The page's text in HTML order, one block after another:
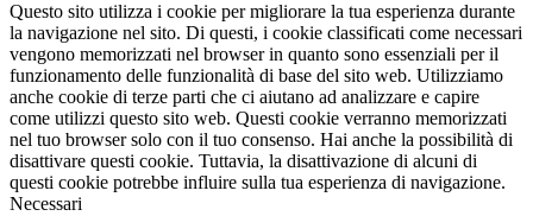
Questo sito utilizza i cookie per migliorare la tua esperienza durante
la navigazione nel sito. Di questi, i cookie classificati come necessari
vengono memorizzati nel browser in quanto sono essenziali per il
funzionamento delle funzionalità di base del sito web. Utilizziamo
anche cookie di terze parti che ci aiutano ad analizzare e capire
come utilizzi questo sito web. Questi cookie verranno memorizzati
nel tuo browser solo con il tuo consenso. Hai anche la possibilità di
disattivare questi cookie. Tuttavia, la disattivazione di alcuni di
questi cookie potrebbe influire sulla tua esperienza di navigazione.
Necessari